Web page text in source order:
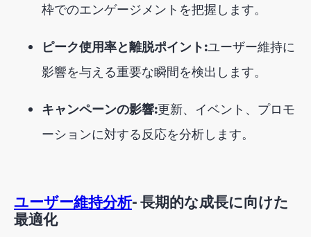
枠でのエンゲージメントを把握します。
ピーク使用率と離脱ポイント:ユーザー維持に
影響を与える重要な瞬間を検出します。
キャンペーンの影響:更新、イベント、プロモ
ーションに対する反応を分析します。
ユーザー維持分析- 長期的な成長に向けた
最適化